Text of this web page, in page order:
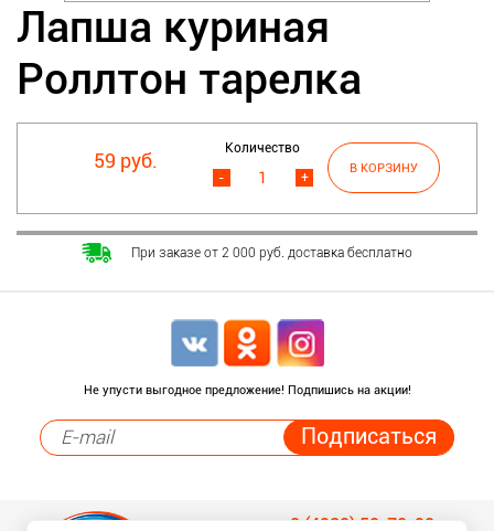
Лапша куриная
Роллтон тарелка
59 руб.
Количество
+
-
При заказе от 2 000 руб. доставка бесплатно
Не упусти выгодное предложение! Подпишись на акции!
8 (4932) 50-70-90